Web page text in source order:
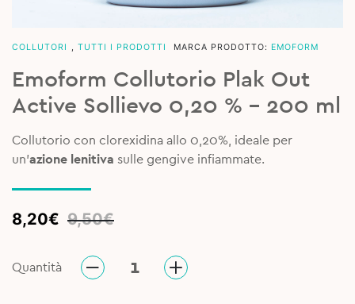
COLLUTORI TUTTI I PRODOTTI MARCA PRODOTTO: EMOFORM
Emoform Collutorio Plak Out
Active Sollievo 0,20 % – 200 ml
Collutorio con clorexidina allo 0,20%, ideale per
un’azione lenitiva sulle gengive infiammate.
9,50€
Original
9,50€.
8,20€
Current
8,20€.
Quantità